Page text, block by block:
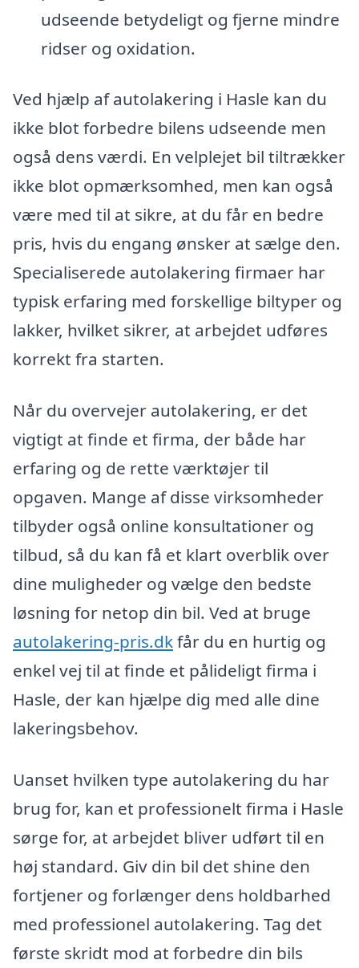
udseende betydeligt og fjerne mindre
ridser og oxidation.
Ved hjælp af autolakering i Hasle kan du
ikke blot forbedre bilens udseende men
også dens værdi. En velplejet bil tiltrækker
ikke blot opmærksomhed, men kan også
være med til at sikre, at du får en bedre
pris, hvis du engang ønsker at sælge den.
Specialiserede autolakering firmaer har
typisk erfaring med forskellige biltyper og
lakker, hvilket sikrer, at arbejdet udføres
korrekt fra starten.
Når du overvejer autolakering, er det
vigtigt at finde et firma, der både har
erfaring og de rette værktøjer til
opgaven. Mange af disse virksomheder
tilbyder også online konsultationer og
tilbud, så du kan få et klart overblik over
dine muligheder og vælge den bedste
løsning for netop din bil. Ved at bruge
autolakering-pris.dkfår du en hurtig og
enkel vej til at finde et pålideligt firma i
Hasle, der kan hjælpe dig med alle dine
lakeringsbehov.
Uanset hvilken type autolakering du har
brug for, kan et professionelt firma i Hasle
sørge for, at arbejdet bliver udført til en
høj standard. Giv din bil det shine den
fortjener og forlænger dens holdbarhed
med professionel autolakering. Tag det
første skridt mod at forbedre din bils